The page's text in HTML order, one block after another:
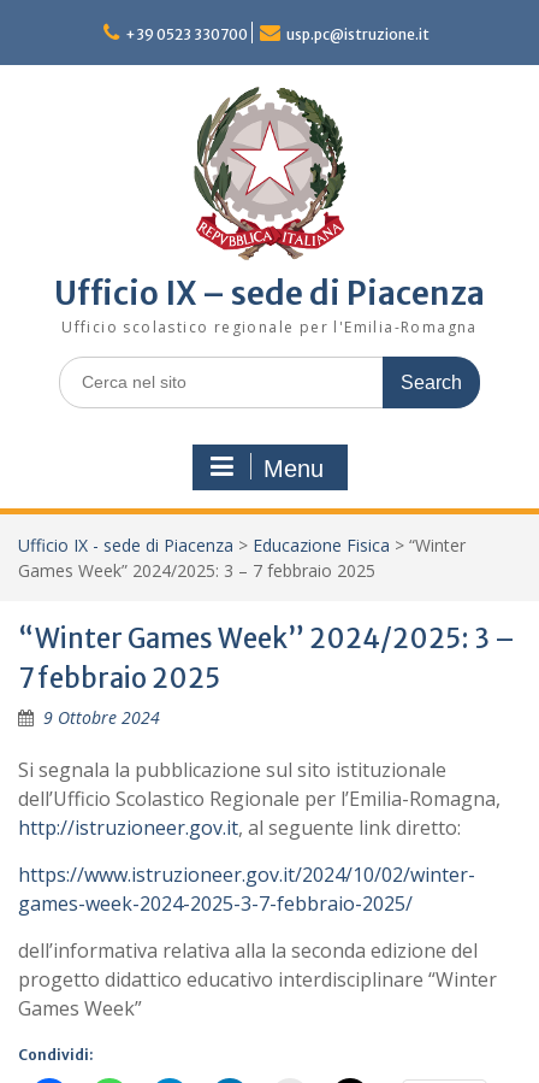
content
+39 0523 330700 usp.pc@istruzione.it
Ufficio IX – sede di Piacenza
Ufficio scolastico regionale per l'Emilia-Romagna
Search
for:
Menu
Ufficio IX - sede di Piacenza > Educazione Fisica > “Winter
Games Week” 2024/2025: 3 – 7 febbraio 2025
“Winter Games Week” 2024/2025: 3 –
7 febbraio 2025
9 Ottobre 2024
Si segnala la pubblicazione sul sito istituzionale
dell’Ufficio Scolastico Regionale per l’Emilia-Romagna,
http://istruzioneer.gov.it, al seguente link diretto:
https://www.istruzioneer.gov.it/2024/10/02/winter-
games-week-2024-2025-3-7-febbraio-2025/
dell’informativa relativa alla la seconda edizione del
progetto didattico educativo interdisciplinare “Winter
Games Week”
Condividi: